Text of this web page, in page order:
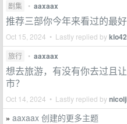
剧集 • aaxaax
推荐三部你今年来看过的最
Oct 15, 2024 • Lastly replied by
旅行 • aaxaax
想去旅游，有没有你去过且
市？
Oct 14, 2024 • Lastly replied by
» aaxaax 创建的更多主题